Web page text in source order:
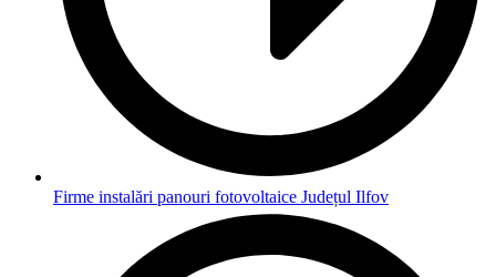
Firme instalări panouri fotovoltaice Județul Ilfov